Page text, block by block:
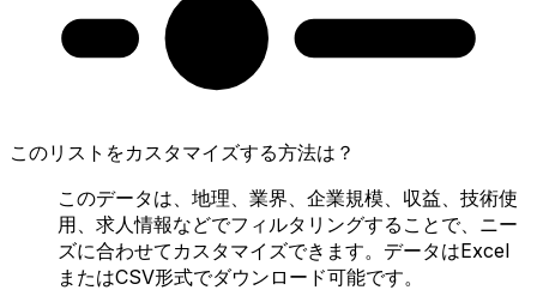
このリストをカスタマイズする方法は？
このデータは、地理、業界、企業規模、収益、技術使
用、求人情報などでフィルタリングすることで、ニー
ズに合わせてカスタマイズできます。データはExcel
またはCSV形式でダウンロード可能です。